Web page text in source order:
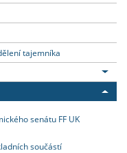
tajemníka
senátu FF UK
součástí